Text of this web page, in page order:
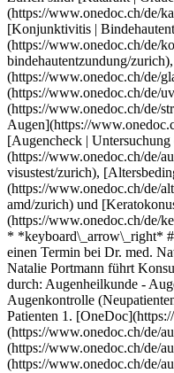
(https://www.onedoc.ch/de/
[Konjunktivitis |
(https://www.onedoc.ch/de/
bindehautentzundung/
(https://www.onedoc.ch/de/
(https://www.onedoc.ch/de/
(https://www.onedoc.ch/de/
Augen](https://
[Augencheck |
(https://www.onedoc.ch/de/
visustest/zurich),
(https://www.onedoc.ch/de/
amd/zurich) und
(https://www.onedoc.ch/de/
* *keyboard\_arrow\_right*
einen Termin bei Dr. med.
Natalie Portmann führt
durch: Augenheilkunde -
Augenkontrolle
Patienten 1. [OneDoc](https://www.onedoc.ch/de/)/ 2. [Augenarzt](https://www.onedoc.ch/de/augenarzt)/ 3. [Kanton Zürich](https://www.onedoc.ch/de/augenarzt/kanton-zurich)/ 4. [Zürich](https://www.onedoc.ch/de/augenarzt/zurich)/ 5. Dr. med. Natalie Portmann ### Termin buchen bei Dr. med. Natalie Portmann Füllen Sie die folgenden Felder aus 1 Ihr Patient:innenstatus Ich bin Neupatient:in bei Dr. med. Portmann Ich bin bereits als Patient:in erfasst bei Dr. med. Portmann * * * *touch\_app* Wählen Sie einen Termin *chevron\_left* Mi. 05 Aug. *chevron\_right* Mehr Termine anzeigen Zeitfenster Termin buchen ### Laden Sie die OneDoc-App herunter Buchen Sie online einen Termin bei einem Arzt, Zahnarzt oder Therapeuten in Ihrer Nähe in der Schweiz. Mit der OneDoc-App können Sie alle Ihre medizinischen Termine von Ihrem Handy aus verwalten, jederzeit und überall. ![QR-Code, der zum Apple App Store oder Google Play leitet, um die OneDoc Patienten-App zu laden](https://www.onedoc.ch/assets/images/download-app-qr.jpeg) Scannen Sie den QR-Code, um die App herunterzuladen [![Laden Sie unsere App im App Store herunter!](https://www.onedoc.ch/assets/images/app-store-badge-de.svg)](https://apps.apple.com/ch/app/onedoc/id1592376413?l=fr)[![Laden Sie unsere App im Google Play Store herunter!](https://www.onedoc.ch/assets/images/google-play-badge-de.png)](https://play.google.com/store/apps/details?id=ch.onedoc.patient&hl=fr-CH) *keyboard\_arrow\_right* ## Verwandte Fachgebiete [Augenarzt in Zürich](https://www.onedoc.ch/de/augenarzt/zurich)[Augenarzt in Winterthur](https://www.onedoc.ch/de/augenarzt/winterthur)[Augenarzt in Aarau](https://www.onedoc.ch/de/augenarzt/aarau)[Augenarzt in Wallisellen](https://www.onedoc.ch/de/augenarzt/wallisellen)[Augenarzt in Olten](https://www.onedoc.ch/de/augenarzt/olten)[Augenarzt in Zug](https://www.onedoc.ch/de/augenarzt/zug)[Augenarzt in Sursee](https://www.onedoc.ch/de/augenarzt/sursee)[Augenarzt in Pfäffikon ZH](https://www.onedoc.ch/de/augenarzt/pfaffikon?state=ZH)[Augenarzt in Luzern](https://www.onedoc.ch/de/augenarzt/luzern)[Augenarzt in Wetzikon](https://www.onedoc.ch/de/augenarzt/wetzikon)[Augenarzt in Reinach AG](https://www.onedoc.ch/de/augenarzt/reinach?state=AG)[Augenarzt in Schaffhausen](https://www.onedoc.ch/de/augenarzt/schaffhausen)[Augenarzt in Weinfelden](https://www.onedoc.ch/de/augenarzt/weinfelden)[Augenarzt in Bülach](https://www.onedoc.ch/de/augenarzt/bulach)[Augenarzt in Baar](https://www.onedoc.ch/de/augenarzt/baar)[Augenarzt in Risch-Rotkreuz](https://www.onedoc.ch/de/augenarzt/risch-rotkreuz)[Augenarzt in Suhr](https://www.onedoc.ch/de/augenarzt/suhr)[Augenarzt in Dübendorf](https://www.onedoc.ch/de/augenarzt/dubendorf)[Augenarzt in Affoltern am Albis](https://www.onedoc.ch/de/augenarzt/affoltern-am-albis)[Augenarzt in Thalwil](https://www.onedoc.ch/de/augenarzt/thalwil)[Augenarzt in Zofingen](https://www.onedoc.ch/de/augenarzt/zofingen) *keyboard\_arrow\_right* ## Verwandte Expertisen [Katarakt | Grauer Star in Zürich](https://www.onedoc.ch/de/katarakt-grauer-star/zurich)[Katarakt | Grauer Star in Winterthur](https://www.onedoc.ch/de/katarakt-grauer-star/winterthur)[Katarakt | Grauer Star in Aarau](https://www.onedoc.ch/de/katarakt-grauer-star/aarau)[Katarakt | Grauer Star in Wallisellen](https://www.onedoc.ch/de/katarakt-